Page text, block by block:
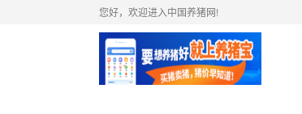
您好，欢迎进入中国养猪网!